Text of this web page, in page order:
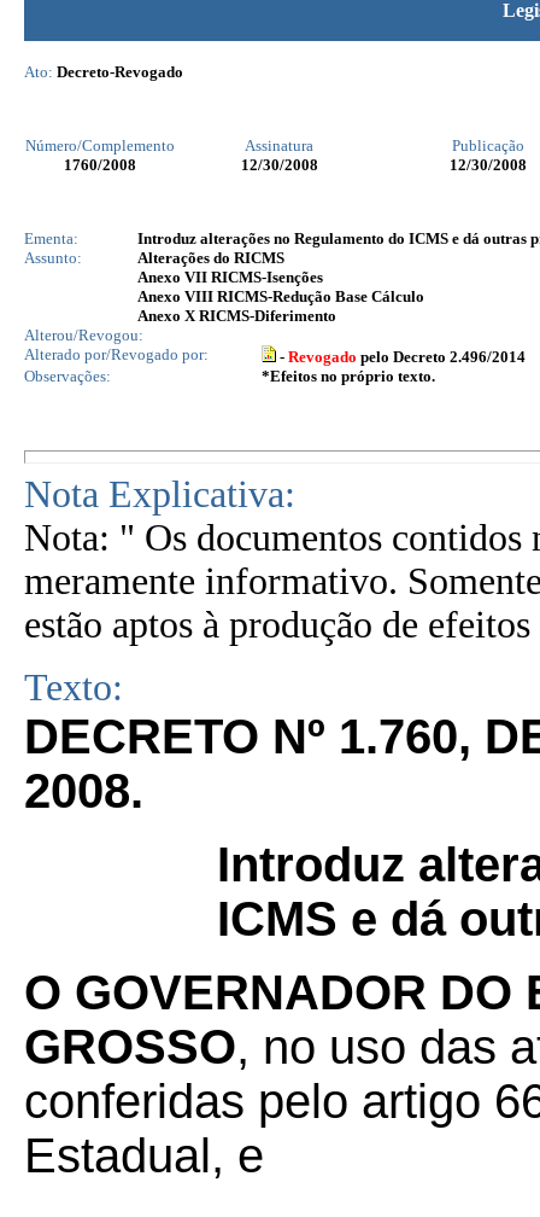
Ato: Decreto-Revogado
Número/Complemento Assinatura
Publicação
1760/2008 12/30/2008 12/30/2008
Ementa:
Introduz alterações no Regulamento do ICMS e dá outras
Assunto:
Alterações do RICMS
Anexo VII RICMS-Isenções
Anexo VIII RICMS-Redução Base Cálculo
Anexo X RICMS-Diferimento
Alterou/Revogou:
Alterado por/Revogado por:
- Revogado pelo Decreto 2.496/2014
Observações:
*Efeitos no próprio texto.
Nota Explicativa:
Nota: " Os documentos contidos
meramente informativo.
estão aptos à produção de
Texto:
DECRETO Nº 1.760,
2008.
Introduz
ICMS e dá
O GOVERNADOR DO
GROSSO, no uso das
conferidas pelo artigo
Estadual, e